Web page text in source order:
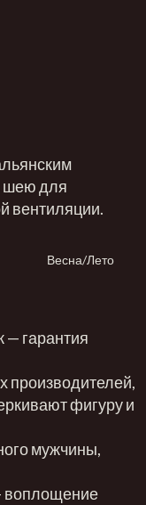
шею для
вентиляции.
Весна/Лето
гарантия
производителей,
фигуру и
мужчины,
воплощение